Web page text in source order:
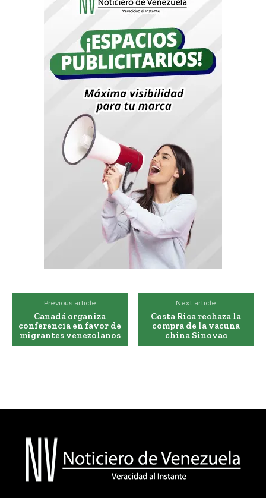
Previous article
Canadá organiza
conferencia en favor de
migrantes venezolanos
Next article
Costa Rica rechaza la
compra de la vacuna
china Sinovac